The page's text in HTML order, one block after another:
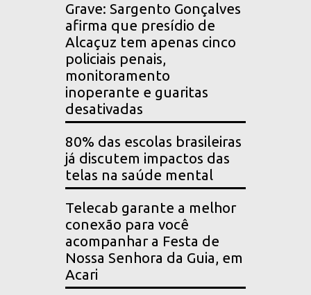
Grave: Sargento Gonçalves
afirma que presídio de
Alcaçuz tem apenas cinco
policiais penais,
monitoramento
inoperante e guaritas
desativadas
80% das escolas brasileiras
já discutem impactos das
telas na saúde mental
Telecab garante a melhor
conexão para você
acompanhar a Festa de
Nossa Senhora da Guia, em
Acari